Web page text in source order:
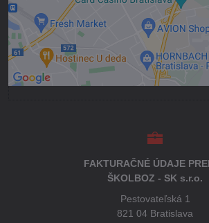
Povoliť a zapamätať - súhlas s
cookie: Funkčné
Otvoriť obsah v novom
FAKTURAČNÉ ÚDAJE
ŠKOLBOZ - SK s.r.o.
Pestovateľská 1
821 04 Bratislava